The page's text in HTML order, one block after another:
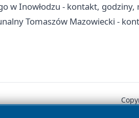
w Inowłodzu - kontakt, godziny,
Tomaszów Mazowiecki -